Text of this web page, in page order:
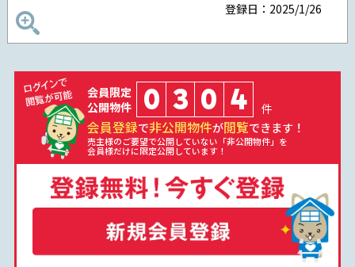
登録日：2025/1/26
会員限定
公開物件
0 3 0 4 件
会員登録で非公開物件が閲覧できます！
売主様のご要望で公開していない「非公開物件」を
会員様だけに限定公開しています！